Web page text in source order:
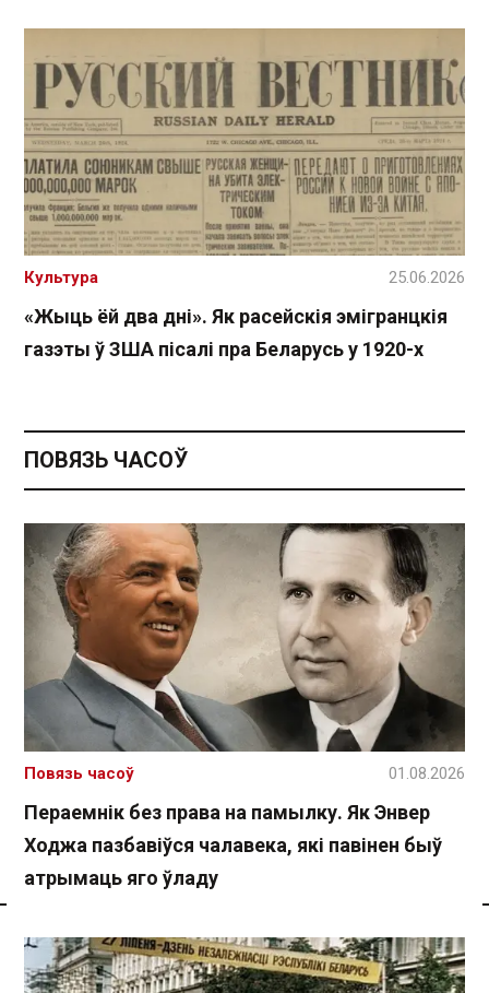
«Жыць ёй два дні». Як расейскія эмігранцкія
газэты ў ЗША пісалі пра Беларусь у 1920-х
Культура 25.06.2026
ПОВЯЗЬ ЧАСОЎ
Пераемнік без права на памылку. Як Энвер
Ходжа пазбавіўся чалавека, які павінен быў
атрымаць яго ўладу
Повязь часоў 01.08.2026